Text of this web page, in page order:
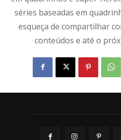
séries baseadas em
esqueça de compartilhar
conteúdos e até o